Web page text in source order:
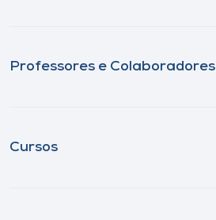
Professores e Colaboradores
Cursos